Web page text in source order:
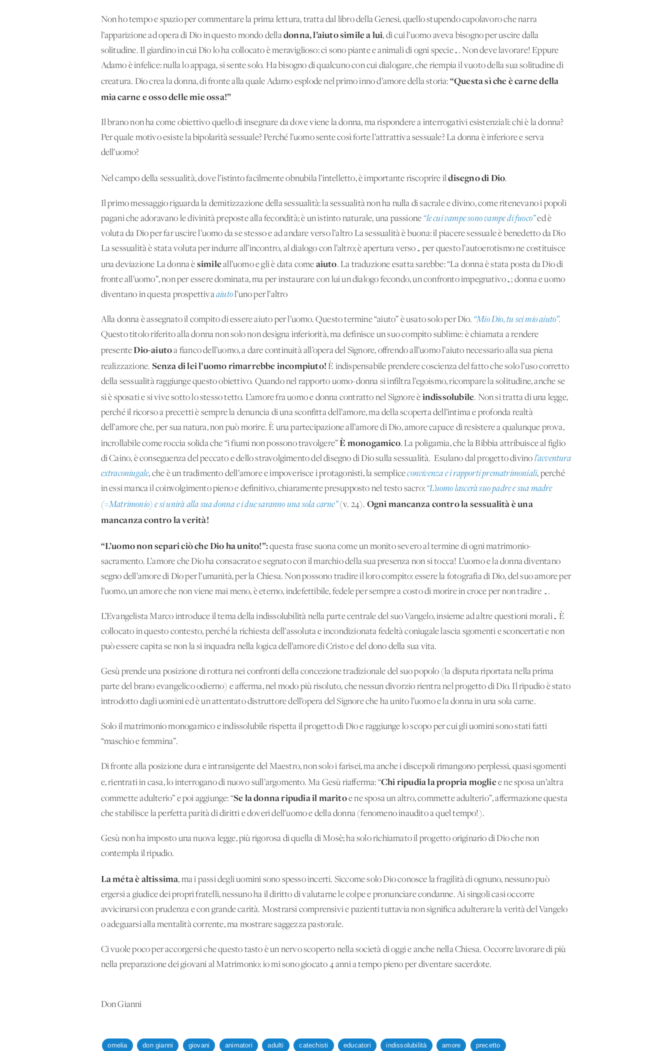
Non ho tempo e spazio per commentare la prima lettura, tratta dal libro della Genesi, quello stupendo capolavoro che narra
l’apparizione ad opera di Dio in questo mondo delladonna, l’aiuto simile a lui, di cui l’uomo aveva bisogno per uscire dalla
solitudine. Il giardino in cui Dio lo ha collocato è meraviglioso: ci sono piante e animali di ogni specie…. Non deve lavorare! Eppure
Adamo è infelice: nulla lo appaga, si sente solo. Ha bisogno di qualcuno con cui dialogare, che riempia il vuoto della sua solitudine di
creatura. Dio crea la donna, di fronte alla quale Adamo esplode nel primo inno d’amore della storia: “Questa sì che è carne della
mia carne e osso delle mie ossa!”
Il brano non ha come obiettivo quello di insegnare da dove viene la donna, ma rispondere a interrogativi esistenziali: chi è la donna?
Per quale motivo esiste la bipolarità sessuale? Perché l’uomo sente così forte l’attrattiva sessuale? La donna è inferiore e serva
dell’uomo?
Nel campo della sessualità, dove l’istinto facilmente obnubila l’intelletto, è importante riscoprire ildisegno di Dio.
Il primo messaggio riguarda la demitizzazione della sessualità: la sessualità non ha nulla di sacrale e divino, come ritenevano i popoli
pagani che adoravano le divinità preposte alla fecondità; è un istinto naturale, una passione “le cui vampe sono vampe di fuoco”ed è
voluta da Dio per far uscire l’uomo da se stesso e ad andare verso l’altro La sessualità è buona: il piacere sessuale è benedetto da Dio
La sessualità è stata voluta per indurre all’incontro, al dialogo con l’altro; è apertura verso… per questo l’autoerotismo ne costituisce
una deviazione La donna è simileall’uomo e gli è data come aiuto. La traduzione esatta sarebbe: “La donna è stata posta da Dio di
fronte all’uomo”, non per essere dominata, ma per instaurare con lui un dialogo fecondo, un confronto impegnativo…; donna e uomo
diventano in questa prospettivaaiutol’uno per l’altro
Alla donna è assegnato il compito di essere aiuto per l’uomo. Questo termine “aiuto” è usato solo per Dio. “Mio Dio, tu sei mio aiuto”.
Questo titolo riferito alla donna non solo non designa inferiorità, ma definisce un suo compito sublime: è chiamata a rendere
presenteDio-aiutoa fianco dell’uomo, a dare continuità all’opera del Signore, offrendo all’uomo l’aiuto necessario alla sua piena
realizzazione. Senza di lei l’uomo rimarrebbe incompiuto! È indispensabile prendere coscienza del fatto che solo l’uso corretto
della sessualità raggiunge questo obiettivo. Quando nel rapporto uomo-donna si infiltra l’egoismo, ricompare la solitudine, anche se
si è sposati e si vive sotto lo stesso tetto. L’amore fra uomo e donna contratto nel Signore è indissolubile. Non si tratta di una legge,
perché il ricorso a precetti è sempre la denuncia di una sconfitta dell’amore, ma della scoperta dell’intima e profonda realtà
dell’amore che, per sua natura, non può morire. È una partecipazione all’amore di Dio, amore capace di resistere a qualunque prova,
incrollabile come roccia solida che “i fiumi non possono travolgere”È monogamico. La poligamia, che la Bibbia attribuisce al figlio
di Caino, è conseguenza del peccato e dello stravolgimento del disegno di Dio sulla sessualità. Esulano dal progetto divino l’avventura
extraconiugale, che è un tradimento dell’amore e impoverisce i protagonisti, la sempliceconvivenza e i rapporti prematrimoniali, perché
in essi manca il coinvolgimento pieno e definitivo, chiaramente presupposto nel testo sacro: “L’uomo lascerà suo padre e sua madre
(=Matrimonio) e si unirà alla sua donna e i due saranno una sola carne”(v. 24). Ogni mancanza contro la sessualità è una
mancanza contro la verità!
“L’uomo non separi ciò che Dio ha unito!”:questa frase suona come un monito severo al termine di ogni matrimonio-
sacramento. L’amore che Dio ha consacrato e segnato con il marchio della sua presenza non si tocca! L’uomo e la donna diventano
segno dell’amore di Dio per l’umanità, per la Chiesa. Non possono tradire il loro compito: essere la fotografia di Dio, del suo amore per
l’uomo, un amore che non viene mai meno, è eterno, indefettibile, fedele per sempre a costo di morire in croce per non tradire ….
L’Evangelista Marco introduce il tema della indissolubilità nella parte centrale del suo Vangelo, insieme ad altre questioni morali… È
collocato in questo contesto, perché la richiesta dell’assoluta e incondizionata fedeltà coniugale lascia sgomenti e sconcertati e non
può essere capita se non la si inquadra nella logica dell’amore di Cristo e del dono della sua vita.
Gesù prende una posizione di rottura nei confronti della concezione tradizionale del suo popolo (la disputa riportata nella prima
parte del brano evangelico odierno) e afferma, nel modo più risoluto, che nessun divorzio rientra nel progetto di Dio. Il ripudio è stato
introdotto dagli uomini ed è un attentato distruttore dell’opera del Signore che ha unito l’uomo e la donna in una sola carne.
Solo il matrimonio monogamico e indissolubile rispetta il progetto di Dio e raggiunge lo scopo per cui gli uomini sono stati fatti
“maschio e femmina”.
Di fronte alla posizione dura e intransigente del Maestro, non solo i farisei, ma anche i discepoli rimangono perplessi, quasi sgomenti
e, rientrati in casa, lo interrogano di nuovo sull’argomento. Ma Gesù riafferma: “Chi ripudia la propria mogliee ne sposa un’altra
commette adulterio” e poi aggiunge: “Se la donna ripudia il maritoe ne sposa un altro, commette adulterio”, affermazione questa
che stabilisce la perfetta parità di diritti e doveri dell’uomo e della donna (fenomeno inaudito a quel tempo!).
Gesù non ha imposto una nuova legge, più rigorosa di quella di Mosè; ha solo richiamato il progetto originario di Dio che non
contempla il ripudio.
La méta è altissima, ma i passi degli uomini sono spesso incerti. Siccome solo Dio conosce la fragilità di ognuno, nessuno può
ergersi a giudice dei propri fratelli, nessuno ha il diritto di valutarne le colpe e pronunciare condanne. Ai singoli casi occorre
avvicinarsi con prudenza e con grande carità. Mostrarsi comprensivi e pazienti tuttavia non significa adulterare la verità del Vangelo
o adeguarsi alla mentalità corrente, ma mostrare saggezza pastorale.
Ci vuole poco per accorgersi che questo tasto è un nervo scoperto nella società di oggi e anche nella Chiesa. Occorre lavorare di più
nella preparazione dei giovani al Matrimonio: io mi sono giocato 4 anni a tempo pieno per diventare sacerdote.
Don Gianni
omelia don gianni giovani animatori adulti catechisti educatori indissolubilità amore precetto